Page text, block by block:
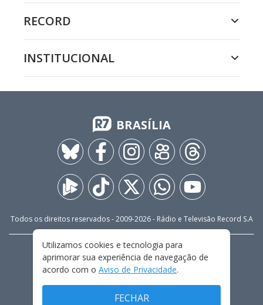
RECORD
INSTITUCIONAL
BRASÍLIA
Todos os direitos reservados - 2009-2026- Rádio e Televisão Record S.A
FALE CONOSCO
PRIVACIDADE
TERMOS E CONDIÇÕES DE USO
Utilizamos cookies e tecnologia para
aprimorar sua experiência de navegação de
acordo com o Aviso de Privacidade.
FECHAR